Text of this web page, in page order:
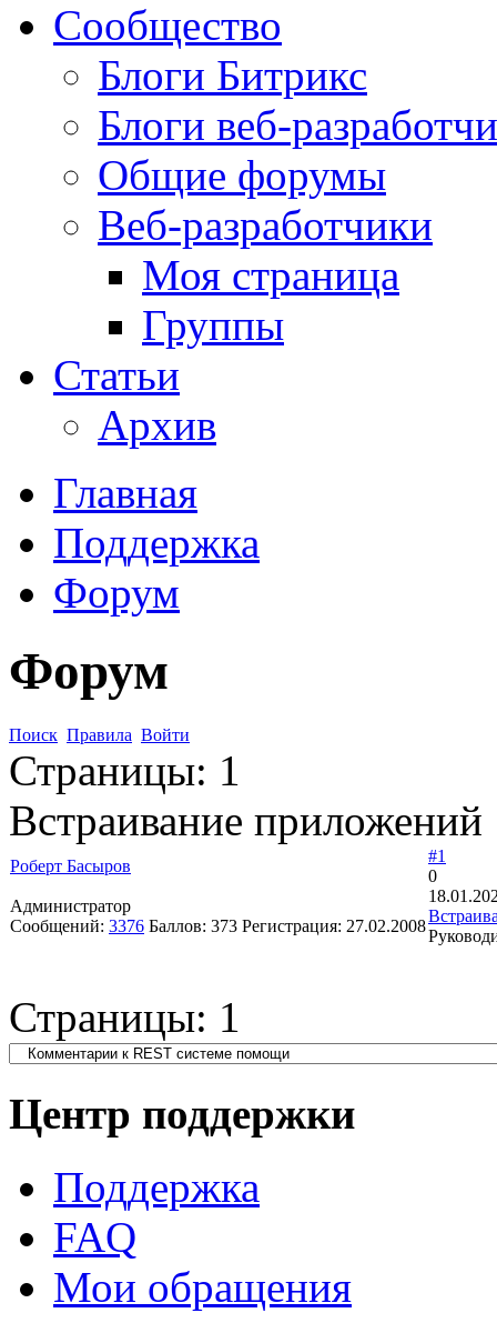
Сообщество
Блоги Битрикс
Блоги веб-
Общие форумы
Веб-разработчики
Моя страница
Группы
Статьи
Архив
Главная
Поддержка
Форум
Форум
Поиск Правила Войти
Страницы: 1
Встраивание приложений
Роберт Басыров
Администратор
Сообщений: 3376 Баллов: 373 Регистрация: 27.02.2008
#1
0
Страницы: 1
Центр поддержки
Поддержка
FAQ
Мои обращения